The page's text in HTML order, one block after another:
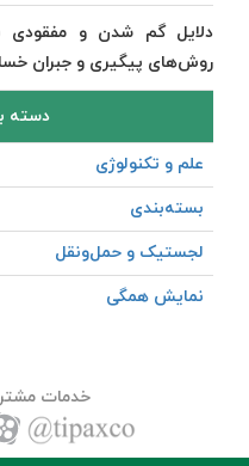
دلایل گم شدن و
روش‌های پیگیری و جبران
دسته
علم و تکنولوژی
بسته‌بندی
لجستیک و حمل‎‌و‎نقل
نمایش همگی
خدمات